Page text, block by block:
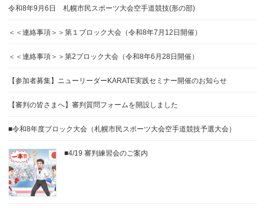
令和8年9月6日 札幌市民スポーツ大会空手道競技(形の部)
＜＜連絡事項＞＞第１ブロック大会（令和8年7月12日開催）
＜＜連絡事項＞＞第2ブロック大会（令和8年6月28日開催）
【参加者募集】ニューリーダーKARATE実践セミナー開催のお知らせ
【審判の皆さまへ】審判質問フォームを開設しました
■令和8年度ブロック大会（札幌市民スポーツ大会空手道競技予選大会）
■4/19 審判練習会のご案内